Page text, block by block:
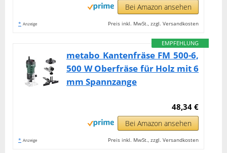
Bei Amazon ansehen
* Anzeige Preis inkl. MwSt., zzgl. Versandkosten
EMPFEHLUNG
metabo Kantenfräse FM 500-6,
500 W Oberfräse für Holz mit 6
mm Spannzange
48,34 €
Bei Amazon ansehen
* Anzeige Preis inkl. MwSt., zzgl. Versandkosten